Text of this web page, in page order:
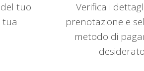
tuo
tua
Verifica i
prenotazione e
metodo di